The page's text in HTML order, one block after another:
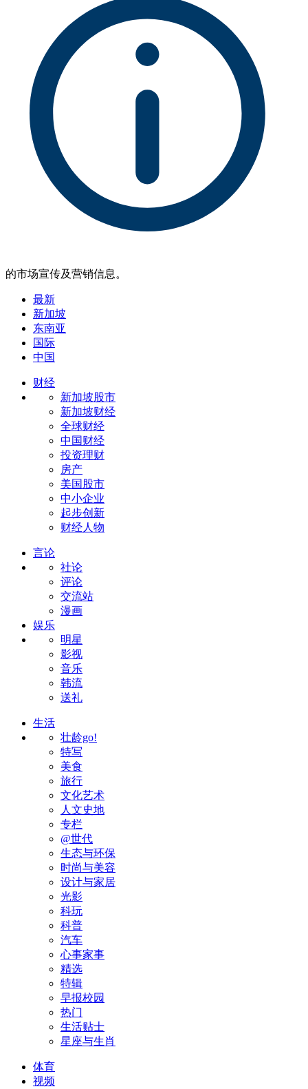
的市场宣传及营销信息。
最新
新加坡
东南亚
国际
中国
财经
新加坡股市
新加坡财经
全球财经
中国财经
投资理财
房产
美国股市
中小企业
起步创新
财经人物
言论
社论
评论
交流站
漫画
娱乐
明星
影视
音乐
韩流
送礼
生活
壮龄go!
特写
美食
旅行
文化艺术
人文史地
专栏
@世代
生态与环保
时尚与美容
设计与家居
光影
科玩
科普
汽车
心事家事
精选
特辑
早报校园
热门
生活贴士
星座与生肖
体育
视频